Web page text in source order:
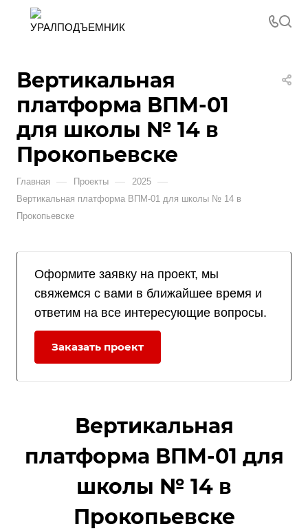
Вертикальная
платформа ВПМ-01
для школы № 14 в
Прокопьевске
Главная — Проекты — 2025 —
Вертикальная платформа ВПМ-01 для школы № 14 в
Прокопьевске
Оформите заявку на проект, мы
свяжемся с вами в ближайшее время и
ответим на все интересующие вопросы.
Заказать проект
Вертикальная
платформа ВПМ-01 для
школы № 14 в
Прокопьевске